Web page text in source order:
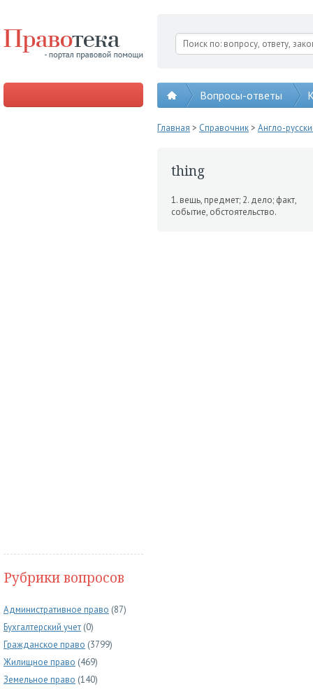
Вопросы-ответы
Рубрики вопросов
Административное право (87)
Бухгалтерский учет (0)
Гражданское право (3799)
Жилищное право (469)
Земельное право (140)
Главная > Справочник> Англо-
thing
1. вещь, предмет; 2. дело; факт,
событие, обстоятельство.